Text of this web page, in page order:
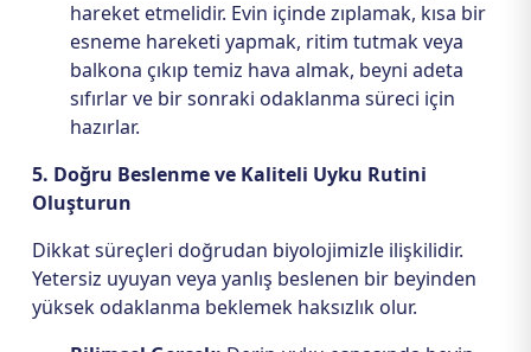
hareket etmelidir. Evin içinde zıplamak, kısa bir
esneme hareketi yapmak, ritim tutmak veya
balkona çıkıp temiz hava almak, beyni adeta
sıfırlar ve bir sonraki odaklanma süreci için
hazırlar.
5. Doğru Beslenme ve Kaliteli Uyku Rutini
Oluşturun
Dikkat süreçleri doğrudan biyolojimizle ilişkilidir.
Yetersiz uyuyan veya yanlış beslenen bir beyinden
yüksek odaklanma beklemek haksızlık olur.